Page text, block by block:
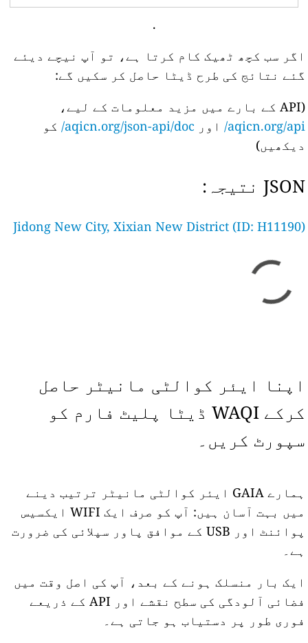
.
اگر سب کچھ ٹھیک کام کرتا ہے، تو آپ نیچے دیئے
گئے نتائج کی طرح ڈیٹا حاصل کر سکیں گے:
(API کے بارے میں مزید معلومات کے لیے،
aqicn.org/api/
اور aqicn.org/json-api/doc/ کو
دیکھیں)
JSON نتیجہ:
Jidong New City, Xixian New District (ID: H11190)
اپنا ایئر کوالٹی مانیٹر حاصل
کرکے WAQI ڈیٹا پلیٹ فارم کو
سپورٹ کریں۔
ہمارے GAIA ایئر کوالٹی مانیٹر ترتیب دینے
میں بہت آسان ہیں: آپ کو صرف ایک WIFI ایکسیس
پوائنٹ اور USB کے موافق پاور سپلائی کی ضرورت
ہے۔
ایک بار منسلک ہونے کے بعد، آپ کی اصل وقت میں
فضائی آلودگی کی سطح نقشے اور API کے ذریعے
فوری طور پر دستیاب ہو جاتی ہے۔